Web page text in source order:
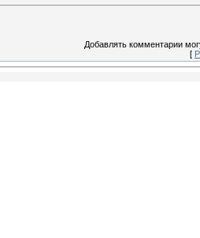
Добавлять комментарии
[